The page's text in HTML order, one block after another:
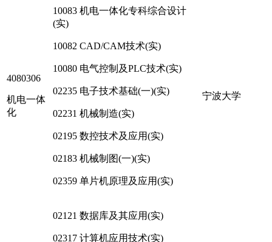
4080306
机电一体
化
10083 机电一体化专科综合设计
(实)
10082 CAD/CAM技术(实)
10080 电气控制及PLC技术(实)
02235 电子技术基础(一)(实)
02231 机械制造(实)
02195 数控技术及应用(实)
02183 机械制图(一)(实)
02359 单片机原理及应用(实)
宁波大学
02121 数据库及其应用(实)
02317 计算机应用技术(实)